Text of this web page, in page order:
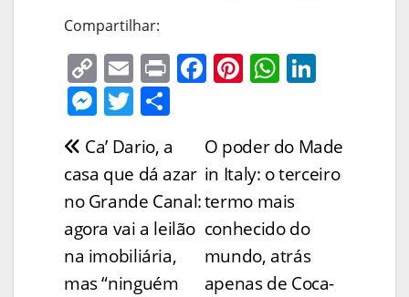
Compartilhar:
C
o
p
y
Li
n
k
E
m
ai
l
Pr F
e
b
o
o
k
Pi
e
st
W
s
A
p
p
e
dI
M
e
ss
e
n
g
er
T
w
itt
er
ar
e
Navegação
de
Post
O poder do Made
in Italy: o terceiro
termo mais
conhecido do
mundo, atrás
apenas de Coca-
Ca’ Dario, a
casa que dá azar
no Grande Canal:
agora vai a leilão
na imobiliária,
mas “ninguém